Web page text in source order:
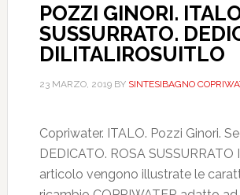
POZZI GINORI.
SUSSURRATO.
DILITALIROSUITLO
23 MARZO, 2019BY SINTESIBAGNO
Copriwater. ITALO. Pozzi Ginori.
DEDICATO. ROSA SUSSURRATO
articolo vengono illustrate le